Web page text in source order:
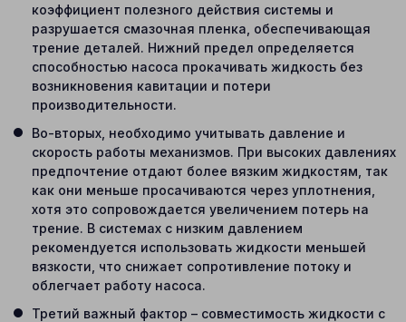
коэффициент полезного действия системы и
разрушается смазочная пленка, обеспечивающая
трение деталей. Нижний предел определяется
способностью насоса прокачивать жидкость без
возникновения кавитации и потери
производительности.
Во-вторых, необходимо учитывать давление и
скорость работы механизмов. При высоких давлениях
предпочтение отдают более вязким жидкостям, так
как они меньше просачиваются через уплотнения,
хотя это сопровождается увеличением потерь на
трение. В системах с низким давлением
рекомендуется использовать жидкости меньшей
вязкости, что снижает сопротивление потоку и
облегчает работу насоса.
Третий важный фактор – совместимость жидкости с